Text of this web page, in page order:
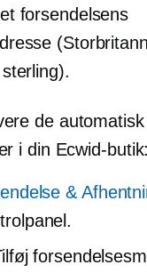
forsendelsens
de
i din Ecwid-butik:
&